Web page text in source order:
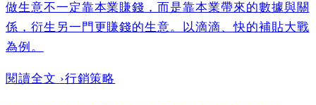
做生意不一定靠本業賺錢，而是靠本業帶來的數據與關
係，衍生另一門更賺錢的生意。以滴滴、快的補貼大戰
為例。
閱讀全文 ›行銷策略